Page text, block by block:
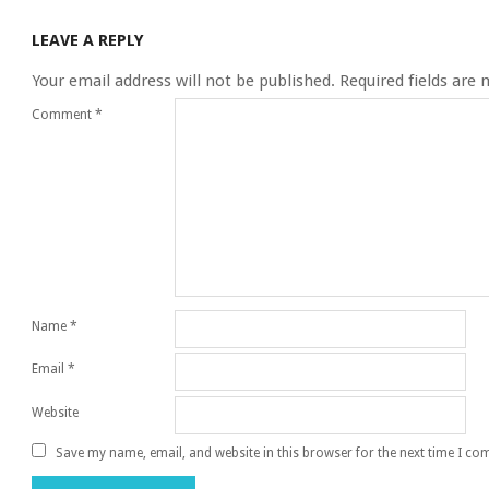
LEAVE A REPLY
Your email address will not be published. Required fields are
Comment *
Name *
Email *
Website
Save my name, email, and website in this browser for the next time I